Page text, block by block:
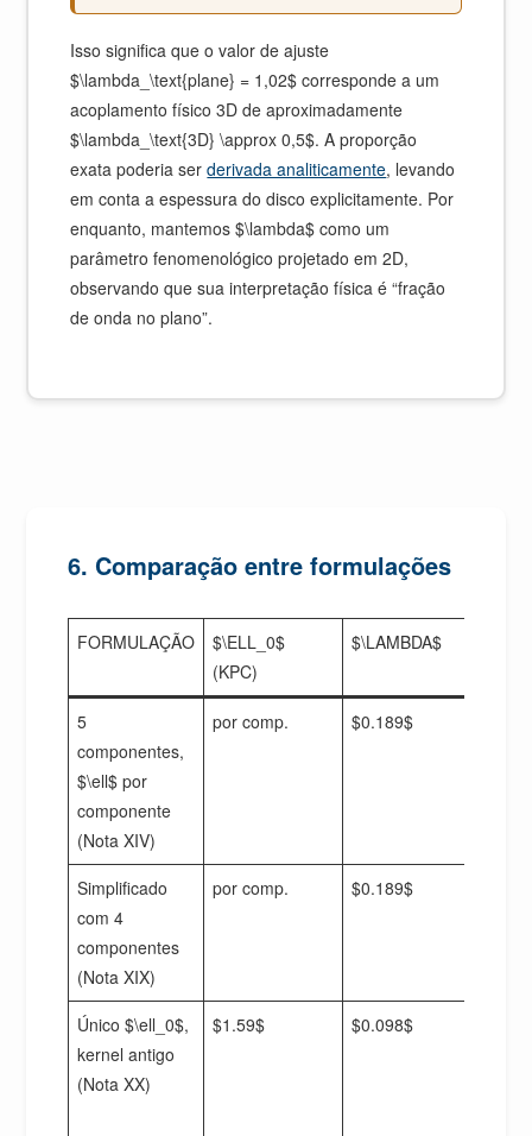
Isso significa que o valor de ajuste
$\lambda_\text{plane} = 1,02$ corresponde a um
acoplamento físico 3D de aproximadamente
$\lambda_\text{3D} \approx 0,5$. A proporção
exata poderia serderivada analiticamente, levando
em conta a espessura do disco explicitamente. Por
enquanto, mantemos $\lambda$ como um
parâmetro fenomenológico projetado em 2D,
observando que sua interpretação física é “fração
de onda no plano”.
6. Comparação entre formulações
FORMULAÇÃO
$\ELL_0$
(KPC)
$\LAMBDA$
5
componentes,
$\ell$ por
componente
(Nota XIV)
por comp. $0.189$
Simplificado
com 4
componentes
(Nota XIX)
por comp. $0.189$
Único $\ell_0$,
kernel antigo
(Nota XX)
$1.59$ $0.098$